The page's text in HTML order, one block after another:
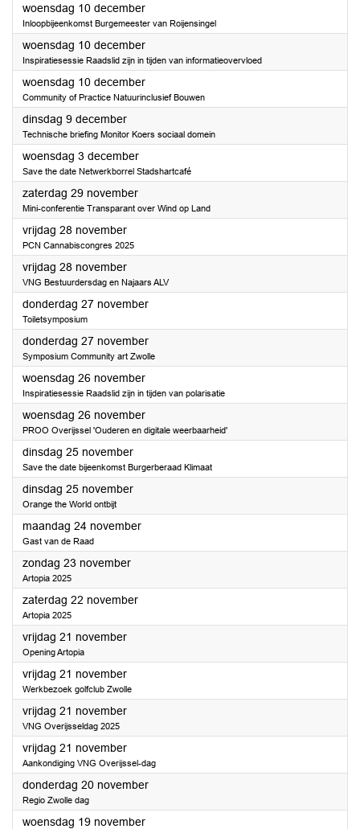
woensdag 10 december2025
Inloopbijeenkomst Burgemeester van Roijensingel
woensdag 10 december2025
Inspiratiesessie Raadslid zijn in tijden van informatieovervloed
woensdag 10 december2025
Community of Practice Natuurinclusief Bouwen
dinsdag 9 december2025
Technische briefing Monitor Koers sociaal domein
woensdag 3 december2025
Save the date Netwerkborrel Stadshartcafé
zaterdag 29 november2025
Mini-conferentie Transparant over Wind op Land
vrijdag 28 november2025
PCN Cannabiscongres 2025
vrijdag 28 november2025
VNG Bestuurdersdag en Najaars ALV
donderdag 27 november2025
Toiletsymposium
donderdag 27 november2025
Symposium Community art Zwolle
woensdag 26 november2025
Inspiratiesessie Raadslid zijn in tijden van polarisatie
woensdag 26 november2025
PROO Overijssel 'Ouderen en digitale weerbaarheid'
dinsdag 25 november2025
Save the date bijeenkomst Burgerberaad Klimaat
dinsdag 25 november2025
Orange the World ontbijt
maandag 24 november2025
Gast van de Raad
zondag 23 november2025
Artopia 2025
zaterdag 22 november2025
Artopia 2025
vrijdag 21 november2025
Opening Artopia
vrijdag 21 november2025
Werkbezoek golfclub Zwolle
vrijdag 21 november2025
VNG Overijsseldag 2025
vrijdag 21 november2025
Aankondiging VNG Overijssel-dag
donderdag 20 november2025
Regio Zwolle dag
woensdag 19 november2025